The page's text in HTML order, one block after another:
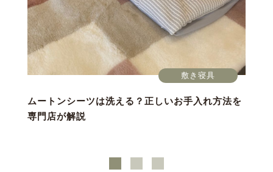
敷き寝具
ムートンシーツは洗える？正しいお手入れ方法を
専門店が解説